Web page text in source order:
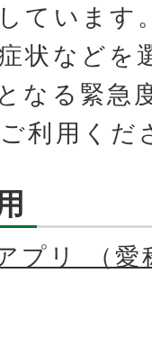
ています
状などを
なる緊急
利用くだ
プリ （愛